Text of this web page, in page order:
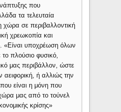
που
τα τελευταία
χώρα σε περιβαλλοντική
χρεωκοπία και
«Είναι υποχρέωση όλων
πλούσιο φυσικό,
μας περιβάλλον, ώστε
αειφορική, ή αλλιώς την
είναι η μόνη που
μας από το τούνελ
κρίσης»